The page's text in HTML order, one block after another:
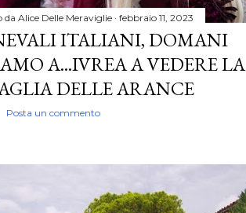
da Alice Delle Meraviglie febbraio 11, 2023
ITALIANI, DOMANI
A...IVREA A VEDERE LA
DELLE ARANCE
Posta un commento